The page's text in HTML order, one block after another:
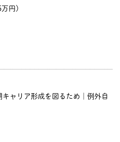
万円)
ャリア形成を図るため｜例外自